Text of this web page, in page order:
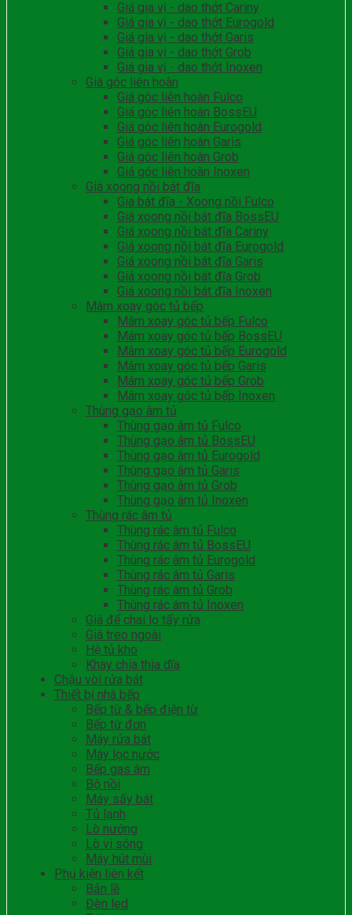
Giá gia vị - dao thớt Cariny
Giá gia vị - dao thớt Eurogold
Giá gia vị - dao thớt Garis
Giá gia vị - dao thớt Grob
Giá gia vị - dao thớt Inoxen
Giá góc liên hoàn
Giá góc liên hoàn Fulco
Giá góc liên hoàn BossEU
Giá góc liên hoàn Eurogold
Giá góc liên hoàn Garis
Giá góc liên hoàn Grob
Giá góc liên hoàn Inoxen
Giá xoong nồi bát đĩa
Gia bát đĩa - Xoong nồi Fulco
Giá xoong nồi bát đĩa BossEU
Giá xoong nồi bát đĩa Cariny
Giá xoong nồi bát đĩa Eurogold
Giá xoong nồi bát đĩa Garis
Giá xoong nồi bát đĩa Grob
Giá xoong nồi bát đĩa Inoxen
Mâm xoay góc tủ bếp
Mâm xoay góc tủ bếp Fulco
Mâm xoay góc tủ bếp BossEU
Mâm xoay góc tủ bếp Eurogold
Mâm xoay góc tủ bếp Garis
Mâm xoay góc tủ bếp Grob
Mâm xoay góc tủ bếp Inoxen
Thùng gạo âm tủ
Thùng gạo âm tủ Fulco
Thùng gạo âm tủ BossEU
Thùng gạo âm tủ Eurogold
Thùng gạo âm tủ Garis
Thùng gạo âm tủ Grob
Thùng gạo âm tủ Inoxen
Thùng rác âm tủ
Thùng rác âm tủ Fulco
Thùng rác âm tủ BossEU
Thùng rác âm tủ Eurogold
Thùng rác âm tủ Garis
Thùng rác âm tủ Grob
Thùng rác âm tủ Inoxen
Giá để chai lọ tẩy rửa
Giá treo ngoài
Hệ tủ kho
Khay chia thìa dĩa
Chậu vòi rửa bát
Thiết bị nhà bếp
Bếp từ & bếp điện từ
Bếp từ đơn
Máy rửa bát
Máy lọc nước
Bếp gas âm
Bộ nồi
Máy sấy bát
Tủ lạnh
Lò nướng
Lò vi sóng
Máy hút mùi
Phụ kiện liên kết
Bản lề
Đèn led